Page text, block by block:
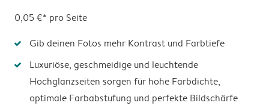
0,05 €* pro Seite
Gib deinen Fotos mehr Kontrast und Farbtiefe
Luxuriöse, geschmeidige und leuchtende
Hochglanzseiten sorgen für hohe Farbdichte,
optimale Farbabstufung und perfekte Bildschärfe